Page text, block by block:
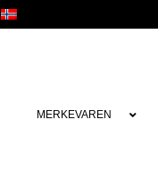
MERKEVAREN